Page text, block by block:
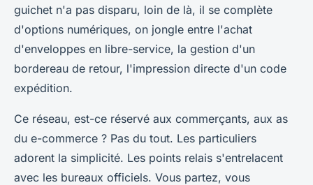
guichet n'a pas disparu, loin de là, il se complète
d'options numériques, on jongle entre l'achat
d'enveloppes en libre-service, la gestion d'un
bordereau de retour, l'impression directe d'un code
expédition.
Ce réseau, est-ce réservé aux commerçants, aux as
du e-commerce ? Pas du tout. Les particuliers
adorent la simplicité. Les points relais s'entrelacent
avec les bureaux officiels. Vous partez, vous